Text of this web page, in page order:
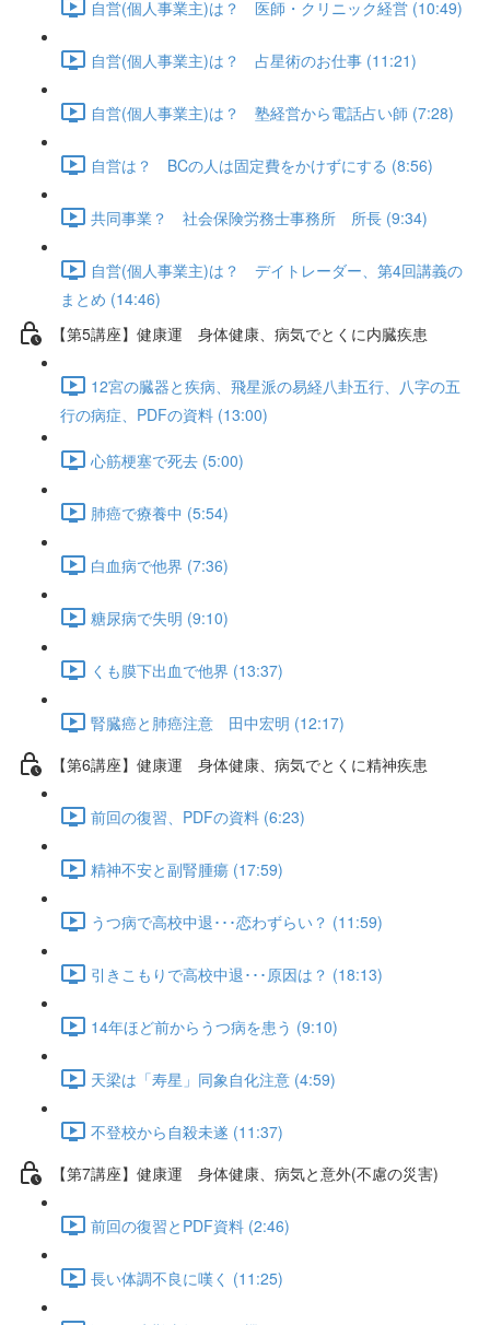
自営(個人事業主)は？ 医師・クリニック経営 (10:49)
自営(個人事業主)は？ 占星術のお仕事 (11:21)
自営(個人事業主)は？ 塾経営から電話占い師 (7:28)
自営は？ BCの人は固定費をかけずにする (8:56)
共同事業？ 社会保険労務士事務所 所長 (9:34)
自営(個人事業主)は？ デイトレーダー、第4回講義の
まとめ (14:46)
【第5講座】健康運 身体健康、病気でとくに内臓疾患
12宮の臓器と疾病、飛星派の易経八卦五行、八字の五
行の病症、PDFの資料 (13:00)
心筋梗塞で死去 (5:00)
肺癌で療養中 (5:54)
白血病で他界 (7:36)
糖尿病で失明 (9:10)
くも膜下出血で他界 (13:37)
腎臓癌と肺癌注意 田中宏明 (12:17)
【第6講座】健康運 身体健康、病気でとくに精神疾患
前回の復習、PDFの資料 (6:23)
精神不安と副腎腫瘍 (17:59)
うつ病で高校中退･･･恋わずらい？ (11:59)
引きこもりで高校中退･･･原因は？ (18:13)
14年ほど前からうつ病を患う (9:10)
天梁は「寿星」同象自化注意 (4:59)
不登校から自殺未遂 (11:37)
【第7講座】健康運 身体健康、病気と意外(不慮の災害)
前回の復習とPDF資料 (2:46)
長い体調不良に嘆く (11:25)